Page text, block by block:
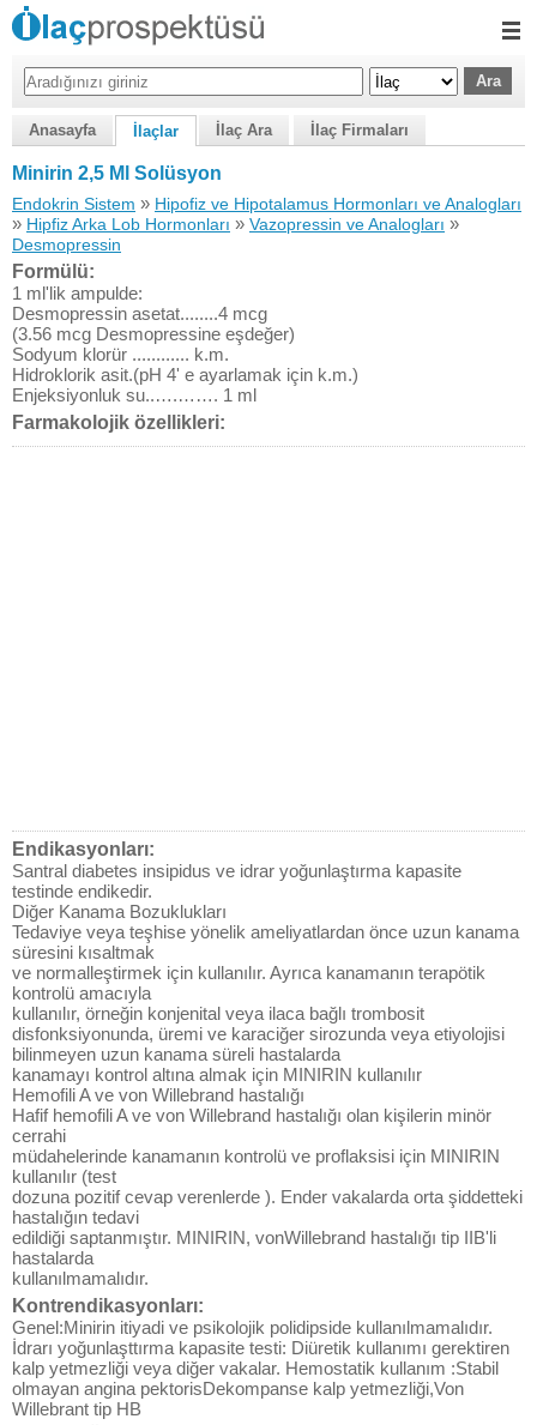
Anasayfa İlaçlar İlaç Ara İlaç Firmaları
Minirin 2,5 Ml Solüsyon
Endokrin Sistem » Hipofiz ve Hipotalamus Hormonları ve Analogları
» Hipfiz Arka Lob Hormonları » Vazopressin ve Analogları »
Desmopressin
Formülü:
1 ml'lik ampulde:
Desmopressin asetat........4 mcg
(3.56 mcg Desmopressine eşdeğer)
Sodyum klorür ............ k.m.
Hidroklorik asit.(pH 4' e ayarlamak için k.m.)
Enjeksiyonluk su..….……. 1 ml
Farmakolojik özellikleri:
Endikasyonları:
Santral diabetes insipidus ve idrar yoğunlaştırma kapasite
testinde endikedir.
Diğer Kanama Bozuklukları
Tedaviye veya teşhise yönelik ameliyatlardan önce uzun kanama
süresini kısaltmak
ve normalleştirmek için kullanılır. Ayrıca kanamanın terapötik
kontrolü amacıyla
kullanılır, örneğin konjenital veya ilaca bağlı trombosit
disfonksiyonunda, üremi ve karaciğer sirozunda veya etiyolojisi
bilinmeyen uzun kanama süreli hastalarda
kanamayı kontrol altına almak için MINIRIN kullanılır
Hemofili A ve von Willebrand hastalığı
Hafif hemofili A ve von Willebrand hastalığı olan kişilerin minör
cerrahi
müdahelerinde kanamanın kontrolü ve proflaksisi için MINIRIN
kullanılır (test
dozuna pozitif cevap verenlerde ). Ender vakalarda orta şiddetteki
hastalığın tedavi
edildiği saptanmıştır. MINIRIN, vonWillebrand hastalığı tip IIB'li
hastalarda
kullanılmamalıdır.
Kontrendikasyonları:
Genel:Minirin itiyadi ve psikolojik polidipside kullanılmamalıdır.
İdrarı yoğunlaşttırma kapasite testi: Diüretik kullanımı gerektiren
kalp yetmezliği veya diğer vakalar. Hemostatik kullanım :Stabil
olmayan angina pektorisDekompanse kalp yetmezliği,Von
Willebrant tip HB